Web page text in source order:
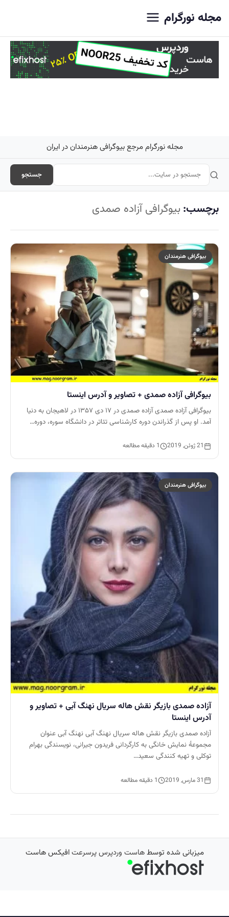
مجله نورگرام
مجله نورگرام مرجع بیوگرافی هنرمندان در ایران
جستجو
برچسب: بیوگرافی آزاده صمدی
بیوگرافی هنرمندان
بیوگرافی آزاده صمدی + تصاویر و آدرس اینستا
بیوگرافی آزاده صمدی آزاده صمدی در ۱۷ دی ۱۳۵۷ در لاهیجان به دنیا
آمد. او پس از گذراندن دوره کارشناسی تئاتر در دانشگاه سوره، دوره…
21 ژوئن, 2019 1 دقیقه مطالعه
بیوگرافی هنرمندان
آزاده صمدی بازیگر نقش هاله سریال نهنگ آبی + تصاویر و
آدرس اینستا
آزاده صمدی بازیگر نقش هاله سریال نهنگ آبی نهنگ آبی عنوان
مجموعهٔ نمایش خانگی به کارگردانی فریدون جیرانی، نویسندگی بهرام
توکلی و تهیه کنندگی سعید…
31 مارس, 2019 1 دقیقه مطالعه
میزبانی شده توسطهاست وردپرس پرسرعتافیکس هاست